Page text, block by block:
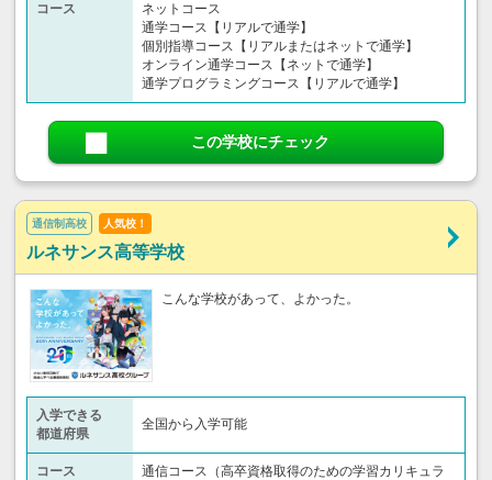
コース
ネットコース
通学コース【リアルで通学】
個別指導コース【リアルまたはネットで通学】
オンライン通学コース【ネットで通学】
通学プログラミングコース【リアルで通学】
この学校にチェック
通信制高校 人気校！
ルネサンス高等学校
こんな学校があって、よかった。
入学できる
都道府県
全国から入学可能
コース
通信コース（高卒資格取得のための学習カリキュラ